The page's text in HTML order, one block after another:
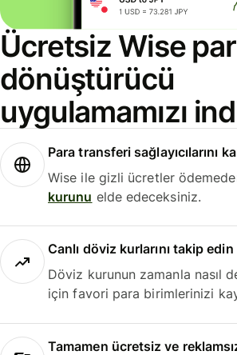
Ücretsiz Wise
dönüştürücü
uygulamamızı
Para transferi sağlayıcılarını
Wise ile gizli ücretler
kurunu elde edeceksiniz.
Canlı döviz kurlarını takip edin
Döviz kurunun zamanla nasıl
için favori para birimlerinizi
Tamamen ücretsiz ve